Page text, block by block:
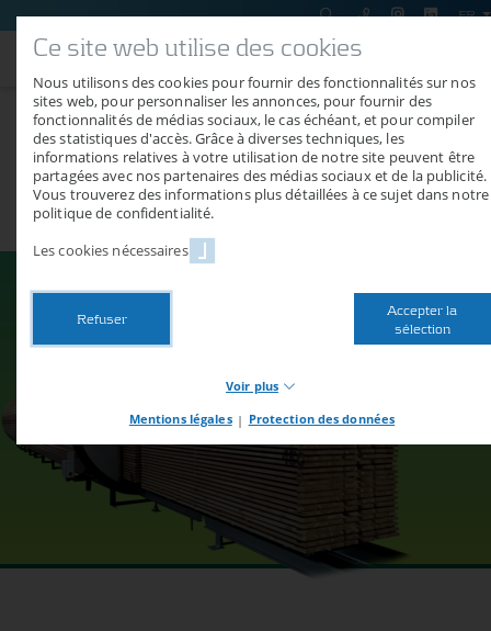
FR
V-Premium
Le séchoir à économie d'énergie avec pompe à chaleur, sans
connexion à une source de chaleur, sans prise d'eau, avec
seulement un peu d'électricité
Ce site web utilise des cookies
Nous utilisons des cookies pour fournir des fonctionnalités sur nos
sites web, pour personnaliser les annonces, pour fournir des
fonctionnalités de médias sociaux, le cas échéant, et pour compiler
des statistiques d'accès. Grâce à diverses techniques, les
informations relatives à votre utilisation de notre site peuvent être
partagées avec nos partenaires des médias sociaux et de la publicité.
Vous trouverez des informations plus détaillées à ce sujet dans notre
politique de confidentialité.
Les cookies nécessaires
Refuser
Accepter la
sélection
Voir plus
Les cookies nécessaires mettent à disposition les fonctions de
base de notre site web. Sans ces cookies, vous ne pouvez par
exemple pas utiliser les fonctions de la boutique ou les
connexions. Le site web ne fonctionnera donc pas correctement
Mentions légales | Protection des données